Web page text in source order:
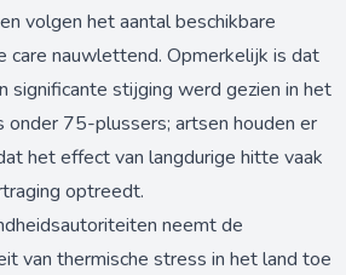
volgen het aantal beschikbare
care nauwlettend. Opmerkelijk is dat
significante stijging werd gezien in het
onder 75-plussers; artsen houden er
het effect van langdurige hitte vaak
optreedt.
neemt de
van thermische stress in het land toe